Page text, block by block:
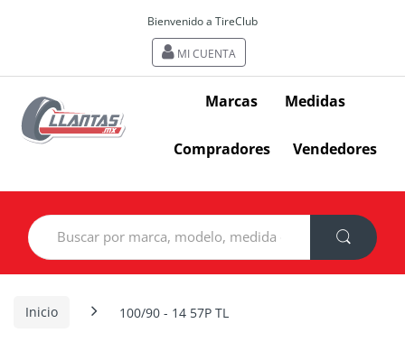
Bienvenido a TireClub
MI CUENTA
Marcas Medidas
Compradores Vendedores
Search
for:
Inicio 100/90 - 14 57P TL